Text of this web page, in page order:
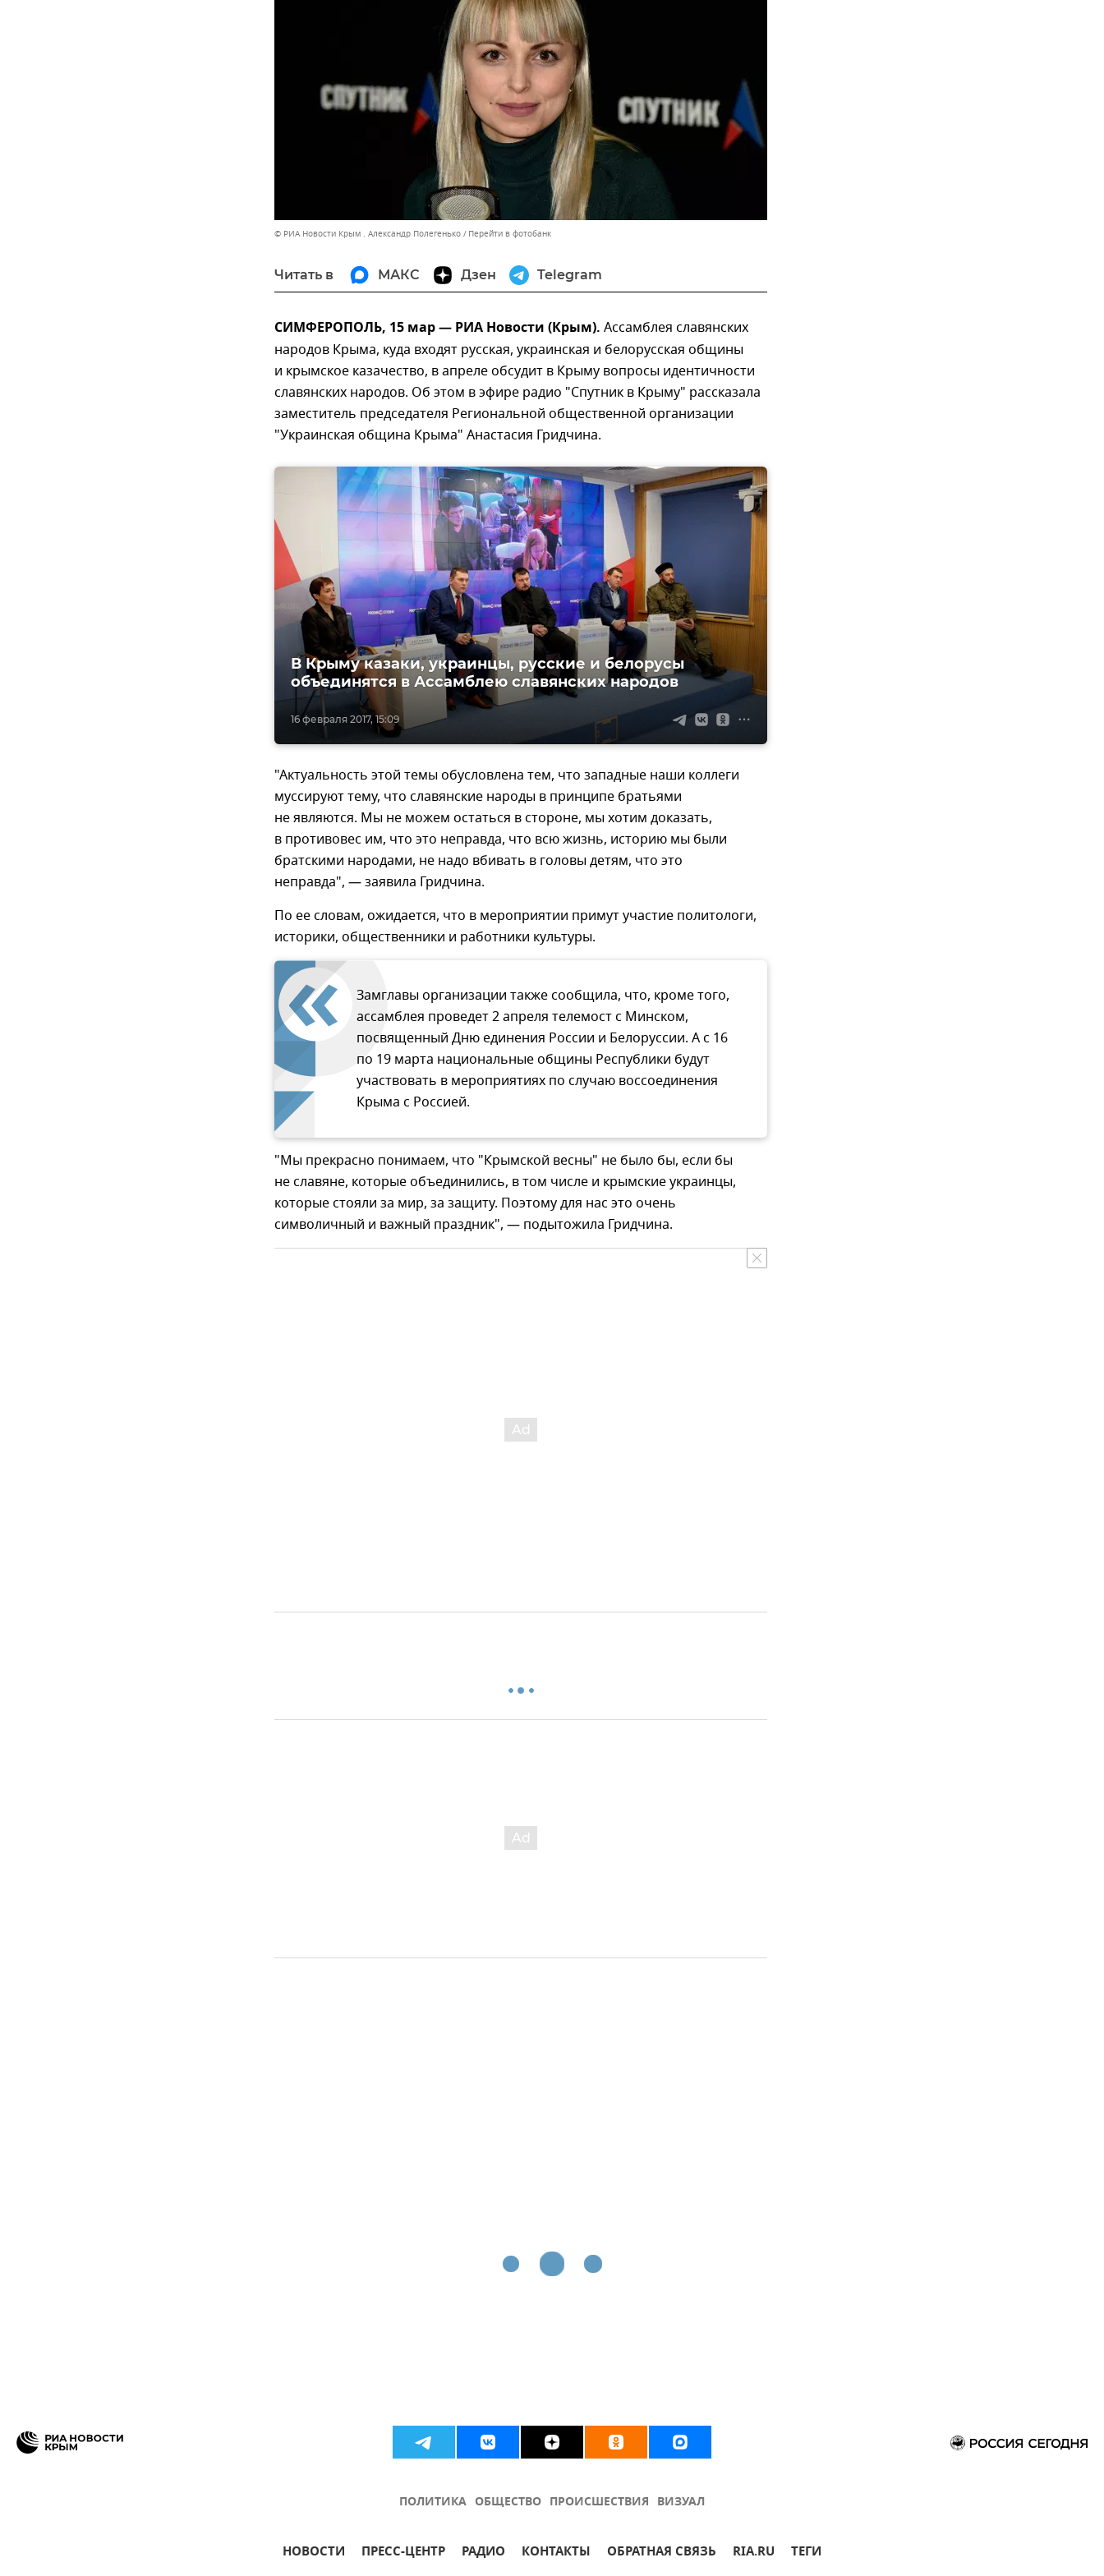
© РИА Новости Крым . Александр Полегенько Перейти в фотобанк
Читать в МАКС Дзен Telegram
СИМФЕРОПОЛЬ, 15 мар — РИА Новости (Крым). Ассамблея славянских
народов Крыма, куда входят русская, украинская и белорусская общины
и крымское казачество, в апреле обсудит в Крыму вопросы идентичности
славянских народов. Об этом в эфире радио "Спутник в Крыму" рассказала
заместитель председателя Региональной общественной организации
"Украинская община Крыма" Анастасия Гридчина.
16 февраля 2017, 15:09
В Крыму казаки, украинцы, русские и белорусы
объединятся в Ассамблею славянских народов
"Актуальность этой темы обусловлена тем, что западные наши коллеги
муссируют тему, что славянские народы в принципе братьями
не являются. Мы не можем остаться в стороне, мы хотим доказать,
в противовес им, что это неправда, что всю жизнь, историю мы были
братскими народами, не надо вбивать в головы детям, что это
неправда", — заявила Гридчина.
По ее словам, ожидается, что в мероприятии примут участие политологи,
историки, общественники и работники культуры.
Замглавы организации также сообщила, что, кроме того,
ассамблея проведет 2 апреля телемост с Минском,
посвященный Дню единения России и Белоруссии. А с 16
по 19 марта национальные общины Республики будут
участвовать в мероприятиях по случаю воссоединения
Крыма с Россией.
"Мы прекрасно понимаем, что "Крымской весны" не было бы, если бы
не славяне, которые объединились, в том числе и крымские украинцы,
которые стояли за мир, за защиту. Поэтому для нас это очень
символичный и важный праздник", — подытожила Гридчина.
ПОЛИТИКА ОБЩЕСТВО ПРОИСШЕСТВИЯ ВИЗУАЛ
НОВОСТИ ПРЕСС-ЦЕНТР РАДИО КОНТАКТЫ ОБРАТНАЯ СВЯЗЬ RIA.RU ТЕГИ